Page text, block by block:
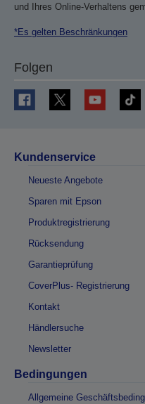
und Ihres Online-Verhaltens
*Es gelten Beschränkungen
Folgen
Kundenservice
Neueste Angebote
Sparen mit Epson
Produktregistrierung
Rücksendung
Garantieprüfung
CoverPlus- Registrierung
Kontakt
Händlersuche
Newsletter
Bedingungen
Allgemeine